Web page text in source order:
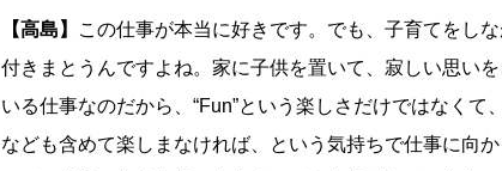
【高島】
この仕事が本当に好きです。でも、子育てをし
付きまとうんですよね。家に子供を置いて、寂しい思い
いる仕事なのだから、“Fun”という楽しさだけではなくて
なども含めて楽しまなければ、という気持ちで仕事に向